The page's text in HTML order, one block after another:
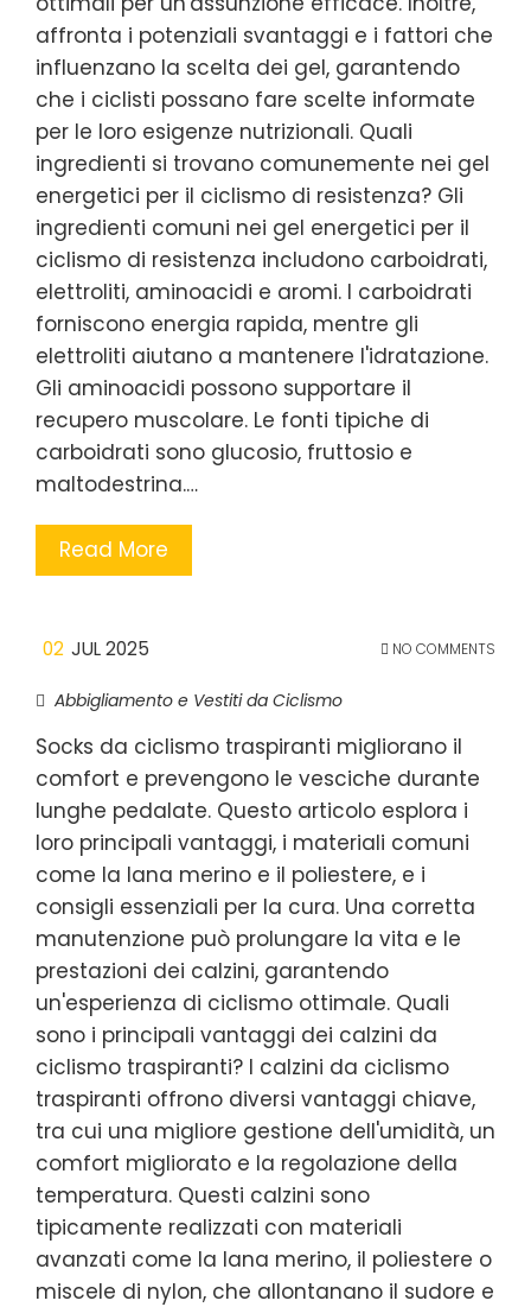
affronta i potenziali svantaggi e i fattori che
influenzano la scelta dei gel, garantendo
che i ciclisti possano fare scelte informate
per le loro esigenze nutrizionali. Quali
ingredienti si trovano comunemente nei gel
energetici per il ciclismo di resistenza? Gli
ingredienti comuni nei gel energetici per il
ciclismo di resistenza includono carboidrati,
elettroliti, aminoacidi e aromi. I carboidrati
forniscono energia rapida, mentre gli
elettroliti aiutano a mantenere l'idratazione.
Gli aminoacidi possono supportare il
recupero muscolare. Le fonti tipiche di
carboidrati sono glucosio, fruttosio e
maltodestrina.…
Read More
02 JUL 2025 NO COMMENTS
Abbigliamento e Vestiti da Ciclismo
Socks da ciclismo traspiranti migliorano il
comfort e prevengono le vesciche durante
lunghe pedalate. Questo articolo esplora i
loro principali vantaggi, i materiali comuni
come la lana merino e il poliestere, e i
consigli essenziali per la cura. Una corretta
manutenzione può prolungare la vita e le
prestazioni dei calzini, garantendo
un'esperienza di ciclismo ottimale. Quali
sono i principali vantaggi dei calzini da
ciclismo traspiranti? I calzini da ciclismo
traspiranti offrono diversi vantaggi chiave,
tra cui una migliore gestione dell'umidità, un
comfort migliorato e la regolazione della
temperatura. Questi calzini sono
tipicamente realizzati con materiali
avanzati come la lana merino, il poliestere o
miscele di nylon, che allontanano il sudore e